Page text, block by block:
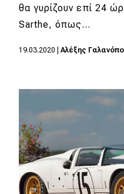
θα γυρίζουν επί 24
Sarthe, όπως…
19.03.2020 Αλέξης